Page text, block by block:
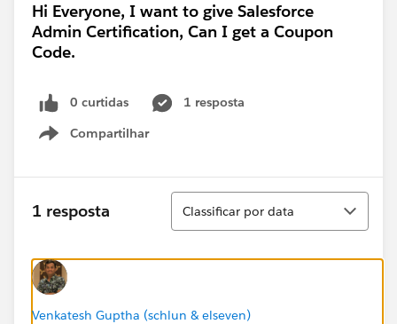
Hi Everyone, I want to give Salesforce
Admin Certification, Can I get a Coupon
Code.
0 curtidas
1 resposta
Compartilhar
Show menu
1 resposta
Classificar
Classificar por data
Venkatesh Guptha (schlun & elseven)